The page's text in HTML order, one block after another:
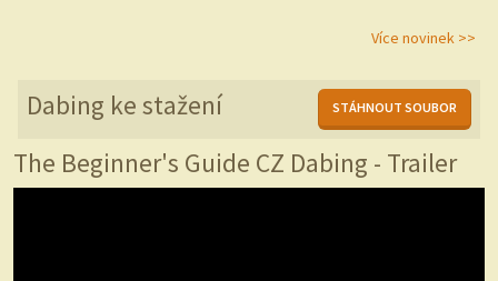
Více novinek >>
Dabing ke stažení STÁHNOUT SOUBOR
The Beginner's Guide CZ Dabing - Trailer